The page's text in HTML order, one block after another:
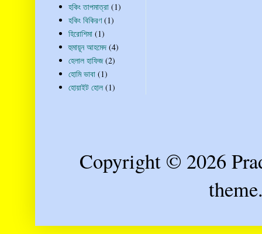
হকিং তাপমাত্রা (1)
হকিং বিকিরণ (1)
হিরোশিমা (1)
হুমায়ূন আহমেদ (4)
হেলাল হাফিজ (2)
হোমি ভাবা (1)
হোয়াইট হোল (1)
Copyright © 2026